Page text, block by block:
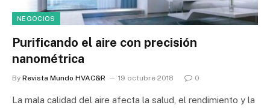
NEGOCIOS
Purificando el aire con precisión
nanométrica
By Revista Mundo HVAC&R 19 octubre 2018 0
La mala calidad del aire afecta la salud, el rendimiento y la